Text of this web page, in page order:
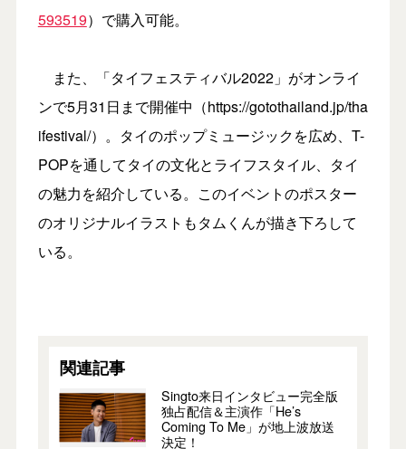
593519）で購入可能。
また、「タイフェスティバル2022」がオンライ
ンで5月31日まで開催中（https://gotothailand.jp/tha
ifestival/）。タイのポップミュージックを広め、T-
POPを通してタイの文化とライフスタイル、タイ
の魅力を紹介している。このイベントのポスター
のオリジナルイラストもタムくんが描き下ろして
いる。
関連記事
Singto来日インタビュー完全版
独占配信＆主演作「He’s
Coming To Me」が地上波放送
決定！